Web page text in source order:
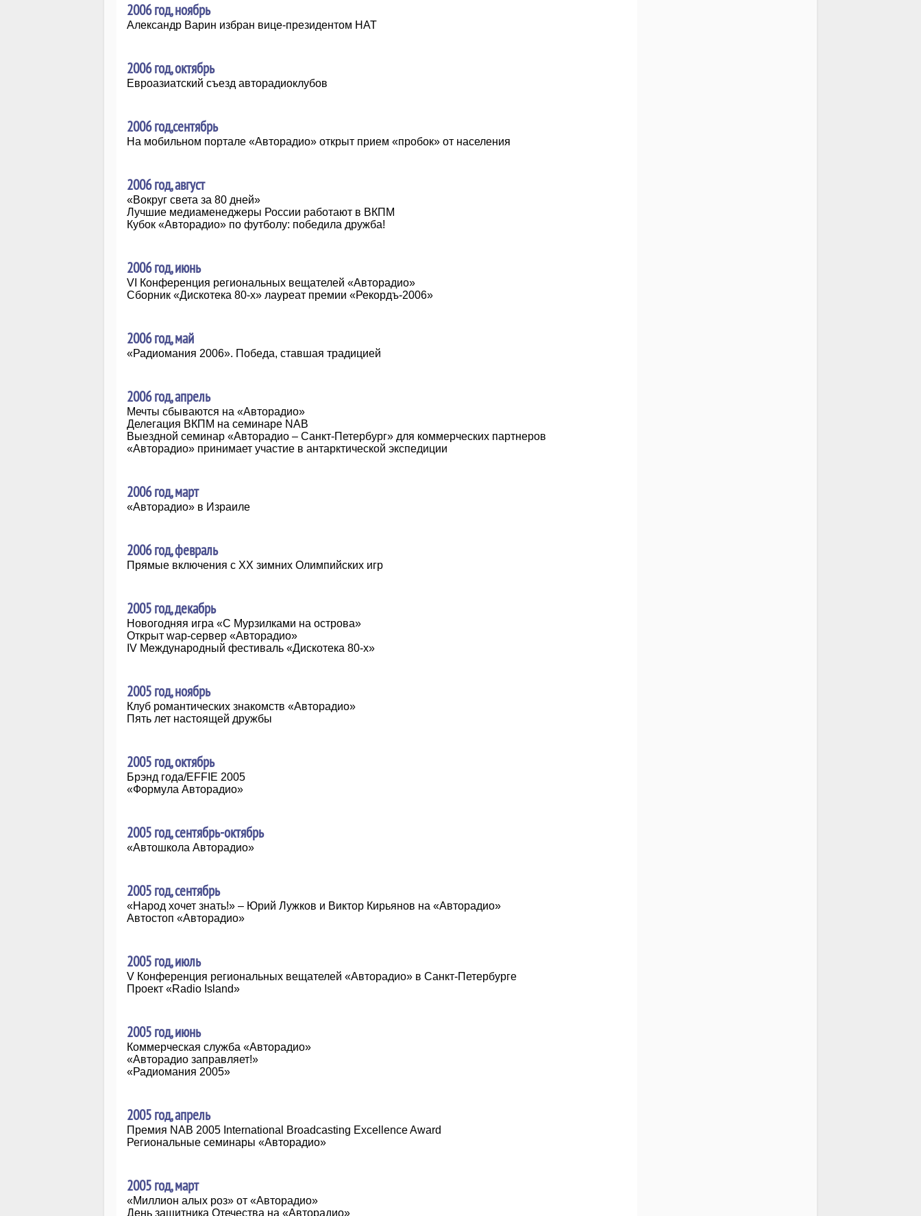
2006 год, ноябрь
Александр Варин избран вице-президентом НАТ
2006 год, октябрь
Евроазиатский съезд авторадиоклубов
2006 год,сентябрь
На мобильном портале «Авторадио» открыт прием «пробок» от населения
2006 год, август
«Вокруг света за 80 дней»
Лучшие медиаменеджеры России работают в ВКПМ
Кубок «Авторадио» по футболу: победила дружба!
2006 год, июнь
VI Конференция региональных вещателей «Авторадио»
Сборник «Дискотека 80-х» лауреат премии «Рекордъ-2006»
2006 год, май
«Радиомания 2006». Победа, ставшая традицией
2006 год, апрель
Мечты сбываются на «Авторадио»
Делегация ВКПМ на семинаре NAB
Выездной семинар «Авторадио – Санкт-Петербург» для коммерческих партнеров
«Авторадио» принимает участие в антарктической экспедиции
2006 год, март
«Авторадио» в Израиле
2006 год, февраль
Прямые включения с XX зимних Олимпийских игр
2005 год, декабрь
Новогодняя игра «С Мурзилками на острова»
Открыт wap-сервер «Авторадио»
IV Международный фестиваль «Дискотека 80-х»
2005 год, ноябрь
Клуб романтических знакомств «Авторадио»
Пять лет настоящей дружбы
2005 год, октябрь
Брэнд года/EFFIE 2005
«Формула Авторадио»
2005 год, сентябрь-октябрь
«Автошкола Авторадио»
2005 год, сентябрь
«Народ хочет знать!» – Юрий Лужков и Виктор Кирьянов на «Авторадио»
Автостоп «Авторадио»
2005 год, июль
V Конференция региональных вещателей «Авторадио» в Санкт-Петербурге
Проект «Radio Island»
2005 год, июнь
Коммерческая служба «Авторадио»
«Авторадио заправляет!»
«Радиомания 2005»
2005 год, апрель
Премия NAB 2005 International Broadcasting Excellence Award
Региональные семинары «Авторадио»
2005 год, март
«Миллион алых роз» от «Авторадио»
День защитника Отечества на «Авторадио»